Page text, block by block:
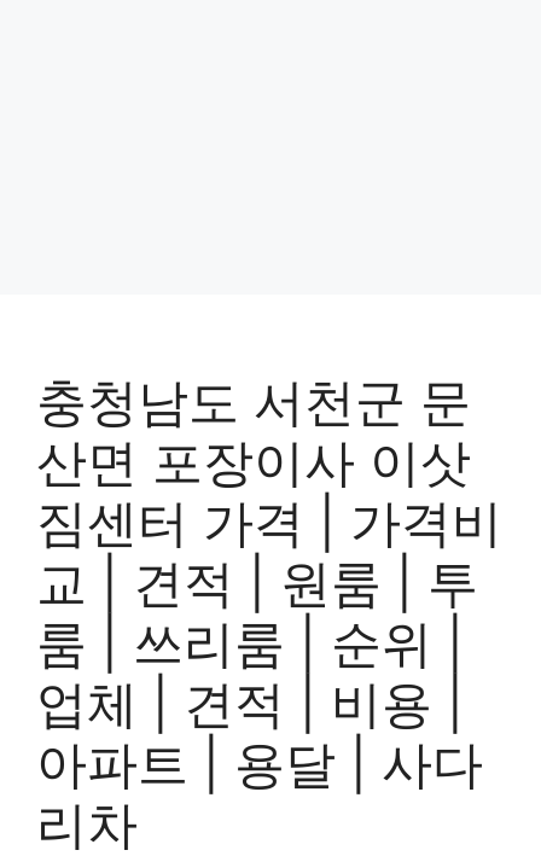
충청남도 서천군 문
산면 포장이사 이삿
짐센터 가격 | 가격비
교 | 견적 | 원룸 | 투
룸 | 쓰리룸 | 순위 |
업체 | 견적 | 비용 |
아파트 | 용달 | 사다
리차